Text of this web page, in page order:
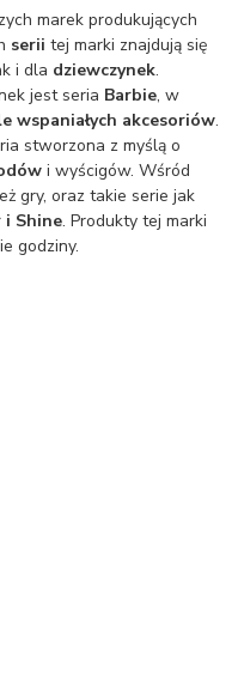
marek produkujących
serii tej marki znajdują się
i dla dziewczynek.
jest seria Barbie, w
wspaniałych akcesoriów.
stworzona z myślą o
i wyścigów. Wśród
gry, oraz takie serie jak
i Shine. Produkty tej marki
godziny.